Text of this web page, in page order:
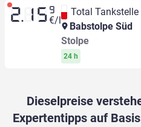
2.15 9
€/l
Total Tankstelle
Babstolpe Süd
Stolpe
24 h
Dieselpreise
Expertentipps auf